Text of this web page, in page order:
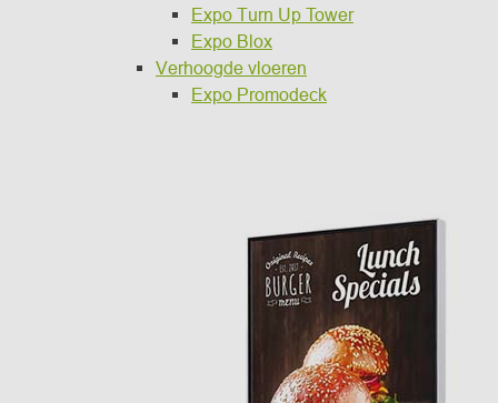
Expo Turn Up Tower
Expo Blox
Verhoogde vloeren
Expo Promodeck